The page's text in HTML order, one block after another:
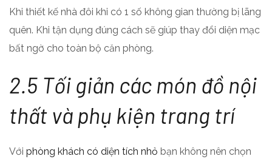
Khi thiết kế nhà đôi khi có 1 số không gian thường bị lãng
quên. Khi tận dụng đúng cách sẽ giúp thay đổi diện mạc
bất ngờ cho toàn bộ căn phòng.
2.5 Tối giản các món đồ nội
thất và phụ kiện trang trí
Với phòng khách có diện tích nhỏ bạn không nên chọn